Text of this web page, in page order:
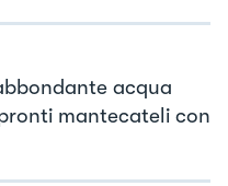
acqua
mantecateli con